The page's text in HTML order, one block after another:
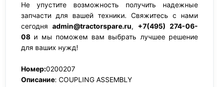
Не упустите возможность получить надежные
запчасти для вашей техники. Свяжитесь с нами
сегодня admin@tractorspare.ru, +7(495) 274-06-
08 и мы поможем вам выбрать лучшее решение
для ваших нужд!
Номер:0200207
Описание: COUPLING ASSEMBLY